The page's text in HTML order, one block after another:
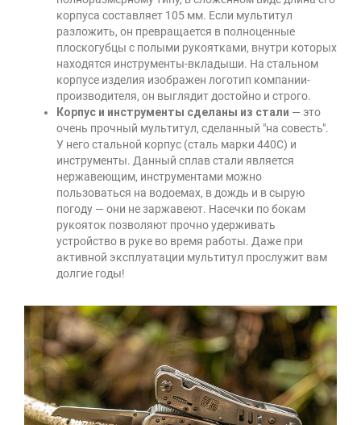
корпуса составляет 105 мм. Если мультитул
разложить, он превращается в полноценные
плоскогубцы с полыми рукоятками, внутри которых
находятся инструменты-вкладыши. На стальном
корпусе изделия изображен логотип компании-
производителя, он выглядит достойно и строго.
Корпус и инструменты сделаны из стали — это
очень прочный мультитул, сделанный "на совесть".
У него стальной корпус (сталь марки 440С) и
инструменты. Данный сплав стали является
нержавеющим, инструментами можно
пользоваться на водоемах, в дождь и в сырую
погоду — они не заржавеют. Насечки по бокам
рукояток позволяют прочно удерживать
устройство в руке во время работы. Даже при
активной эксплуатации мультитул прослужит вам
долгие годы!